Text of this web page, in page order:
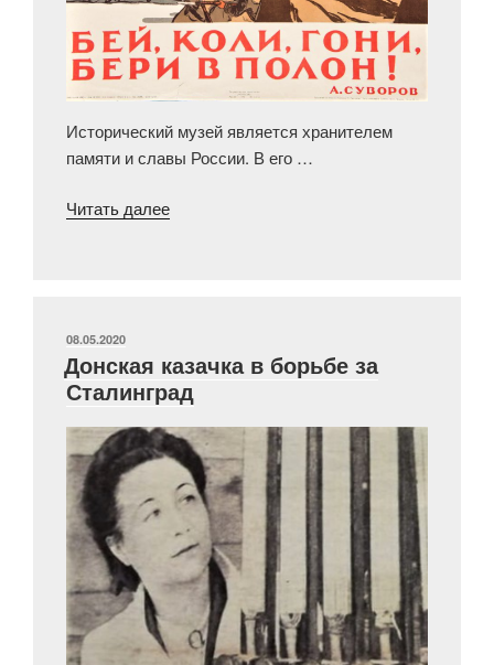
Исторический музей является хранителем
памяти и славы России. В его …
Читать далее««И
А.
В.
на
плакатах
времён
Великой
Отечественной
войны»
ОПУБЛИКОВАНО
08.05.2020
Донская казачка в борьбе за
Сталинград